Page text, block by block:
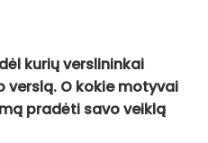
kurių verslininkai
verslą. O kokie motyvai
pradėti savo veiklą